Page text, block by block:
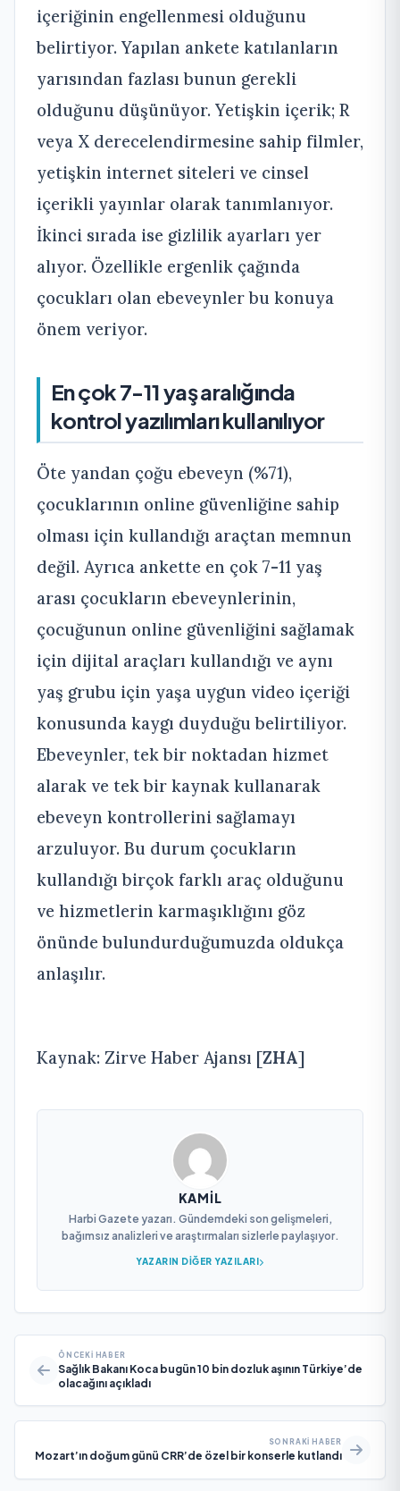
içeriğinin engellenmesi olduğunu
belirtiyor. Yapılan ankete katılanların
yarısından fazlası bunun gerekli
olduğunu düşünüyor. Yetişkin içerik; R
veya X derecelendirmesine sahip filmler,
yetişkin internet siteleri ve cinsel
içerikli yayınlar olarak tanımlanıyor.
İkinci sırada ise gizlilik ayarları yer
alıyor. Özellikle ergenlik çağında
çocukları olan ebeveynler bu konuya
önem veriyor.
En çok 7-11 yaş aralığında
kontrol yazılımları kullanılıyor
Öte yandan çoğu ebeveyn (%71),
çocuklarının online güvenliğine sahip
olması için kullandığı araçtan memnun
değil. Ayrıca ankette en çok 7-11 yaş
arası çocukların ebeveynlerinin,
çocuğunun online güvenliğini sağlamak
için dijital araçları kullandığı ve aynı
yaş grubu için yaşa uygun video içeriği
konusunda kaygı duyduğu belirtiliyor.
Ebeveynler, tek bir noktadan hizmet
alarak ve tek bir kaynak kullanarak
ebeveyn kontrollerini sağlamayı
arzuluyor. Bu durum çocukların
kullandığı birçok farklı araç olduğunu
ve hizmetlerin karmaşıklığını göz
önünde bulundurduğumuzda oldukça
anlaşılır.
Kaynak: Zirve Haber Ajansı [ZHA]
KAMIL
Harbi Gazete yazarı. Gündemdeki son gelişmeleri,
bağımsız analizleri ve araştırmaları sizlerle paylaşıyor.
YAZARIN DIĞER YAZILARI
ÖNCEKI HABER
Sağlık Bakanı Koca bugün 10 bin dozluk aşının Türkiye’de
olacağını açıkladı
SONRAKI HABER
Mozart’ın doğum günü CRR’de özel bir konserle kutlandı